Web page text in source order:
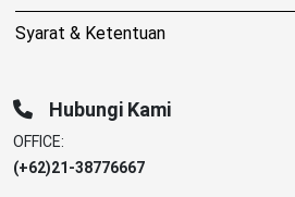
Syarat & Ketentuan
Hubungi Kami
OFFICE:
(+62)21-38776667